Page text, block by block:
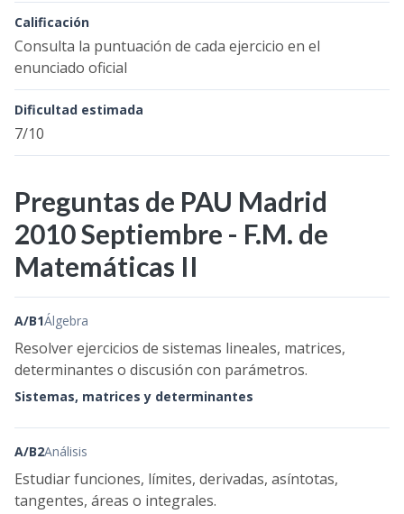
Calificación
Consulta la puntuación de cada ejercicio en el
enunciado oficial
Dificultad estimada
7/10
Preguntas de PAU Madrid
2010 Septiembre - F.M. de
Matemáticas II
A/B1Álgebra
Resolver ejercicios de sistemas lineales, matrices,
determinantes o discusión con parámetros.
Sistemas, matrices y determinantes
A/B2Análisis
Estudiar funciones, límites, derivadas, asíntotas,
tangentes, áreas o integrales.